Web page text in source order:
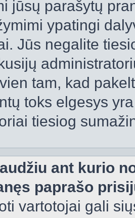
jūsų parašytų
ypatingi
Jūs negalite
tam, kad
toks elgesys
tiesiog
ant kurio
paprašo
vartotojai gali